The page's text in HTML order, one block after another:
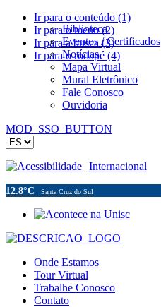
Ir para o conteúdo (1)
Ir para o menu (2)
Ir para a busca (3)
Ir para o rodapé (4)
Biblioteca
Eventos / Certificados
Notícias
Mapa Virtual
Mural Eletrônico
Fale Conosco
Ouvidoria
MOD_SSO_BUTTON
Acessibilidade Internacional
12.8°C Santa Cruz do Sul
Onde Estamos
Tour Virtual
Trabalhe Conosco
Contato